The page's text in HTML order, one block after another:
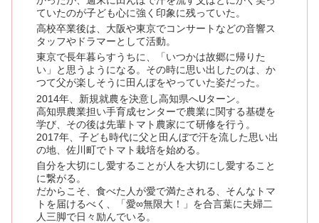
ていたのが子ども心に強く印象に残っていた。
高校卒業後は、大阪や東京でコンサートなどの音響ス
タッフやドラマーとして活動。
東京で長年暮らすうちに、「いつかは故郷に帰りた
い」と思うようになる。その時に思い出したのは、か
つて父が楽しそうに田んぼをやっていた姿だった。
2014年、新規就農を決意し高知県へUターン。
高知県農業担い手育成センターで農業に関する基礎を
学び、その後は先輩トマト農家にて研修を行う。
2017年、子ども時代に父と田んぼで汗を流した思い出
の地、佐川町でトマト栽培を始める。
自分を大切にし愛することが人を大切にし愛すること
に繋がる。
だからこそ、食べた人が愛で満たされる、そんなトマ
トを届けるべく、「愛∞無限大！」を合言葉に夫婦二
人三脚で日々励んでいる。